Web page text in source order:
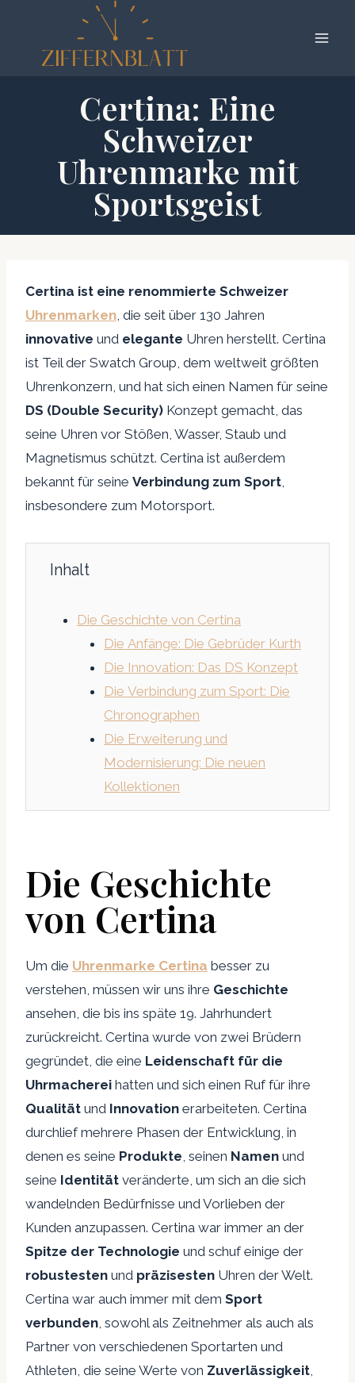
springen
Certina: Eine
Schweizer
Uhrenmarke mit
Sportsgeist
Certina ist eine renommierte Schweizer
Uhrenmarken, die seit über 130 Jahren
innovative und elegante Uhren herstellt. Certina
ist Teil der Swatch Group, dem weltweit größten
Uhrenkonzern, und hat sich einen Namen für seine
DS (Double Security) Konzept gemacht, das
seine Uhren vor Stößen, Wasser, Staub und
Magnetismus schützt. Certina ist außerdem
bekannt für seine Verbindung zum Sport,
insbesondere zum Motorsport.
Inhalt
Die Geschichte von Certina
Die Anfänge: Die Gebrüder Kurth
Die Innovation: Das DS Konzept
Die Verbindung zum Sport: Die
Chronographen
Die Erweiterung und
Modernisierung: Die neuen
Kollektionen
Die Geschichte
von Certina
Um die Uhrenmarke Certina besser zu
verstehen, müssen wir uns ihre Geschichte
ansehen, die bis ins späte 19. Jahrhundert
zurückreicht. Certina wurde von zwei Brüdern
gegründet, die eine Leidenschaft für die
Uhrmacherei hatten und sich einen Ruf für ihre
Qualität und Innovation erarbeiteten. Certina
durchlief mehrere Phasen der Entwicklung, in
denen es seine Produkte, seinen Namen und
seine Identität veränderte, um sich an die sich
wandelnden Bedürfnisse und Vorlieben der
Kunden anzupassen. Certina war immer an der
Spitze der Technologie und schuf einige der
robustesten und präzisesten Uhren der Welt.
Certina war auch immer mit dem Sport
verbunden, sowohl als Zeitnehmer als auch als
Partner von verschiedenen Sportarten und
Athleten, die seine Werte von Zuverlässigkeit,